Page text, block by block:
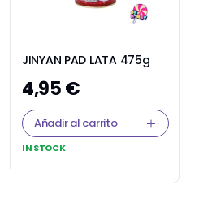
JINYAN PAD LATA 475g
4,95€
Añadir al carrito
IN STOCK